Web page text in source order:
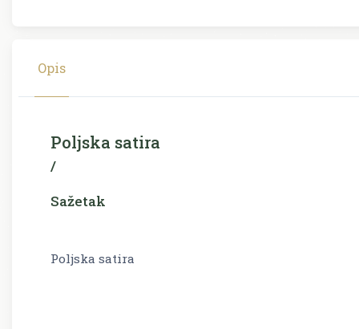
Opis
Poljska satira
/
Sažetak
Poljska satira